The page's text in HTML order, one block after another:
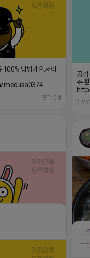
답방가요.서이
medusa0374
댓글: 0개
공
추
9시 ⛔️
댓글:20개